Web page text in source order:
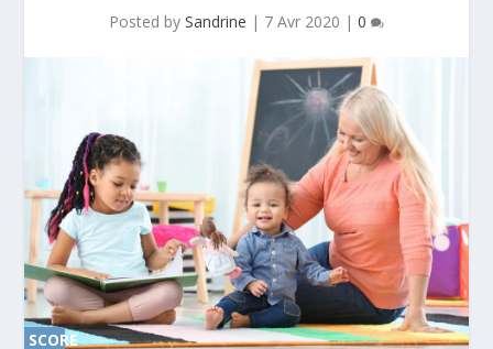
Posted by Sandrine | 7 Avr 2020 | 0
SCORE